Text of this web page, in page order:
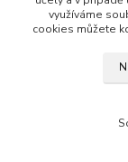
390,00
322,31 Kč
využíváme
cookies můžete